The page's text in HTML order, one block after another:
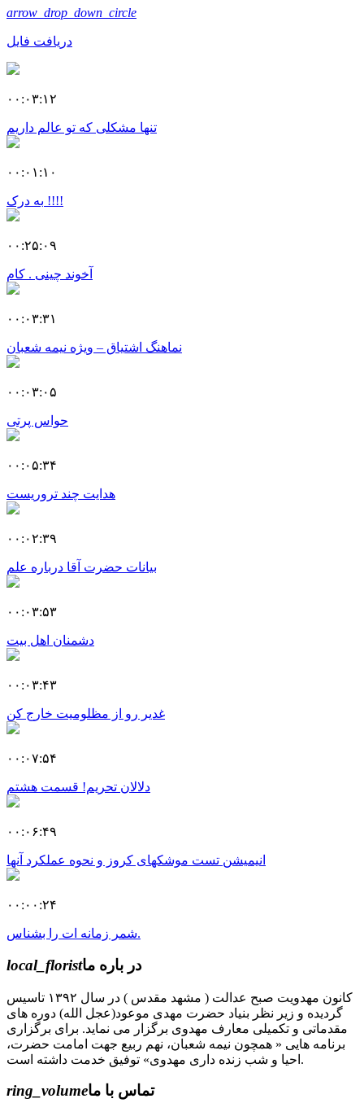
arrow_drop_down_circle
دریافت فایل
۰۰:۰۳:۱۲
تنها مشکلی که تو عالم داریم
۰۰:۰۱:۱۰
به درک !!!!
۰۰:۲۵:۰۹
آخوند چینی . کام
۰۰:۰۳:۳۱
نماهنگ اشتیاق – ویژه نیمه شعبان
۰۰:۰۳:۰۵
حواس پرتی
۰۰:۰۵:۳۴
هدایت چند تروریست
۰۰:۰۲:۳۹
بیانات حضرت آقا درباره علم
۰۰:۰۳:۵۳
دشمنان اهل بیت
۰۰:۰۳:۴۳
غدیر رو از مظلومیت خارج کن
۰۰:۰۷:۵۴
دلالان تحریم! قسمت هشتم
۰۰:۰۶:۴۹
انیمیشن تست موشکهای کروز و نحوه عملکرد آنها
۰۰:۰۰:۲۴
شمر زمانه ات را بشناس.
local_floristدر باره ما
کانون مهدویت صبح عدالت ( مشهد مقدس ) در سال ۱۳۹۲ تاسیس
گردیده و زیر نظر بنیاد حضرت مهدی موعود(عجل الله) دوره های
مقدماتی و تکمیلی معارف مهدوی برگزار می نماید. برای برگزاری
برنامه هایی « همچون نیمه شعبان، نهم ربیع جهت امامت حضرت،
احیا و شب زنده داری مهدوی» توفیق خدمت داشته است.
ring_volumeتماس با ما